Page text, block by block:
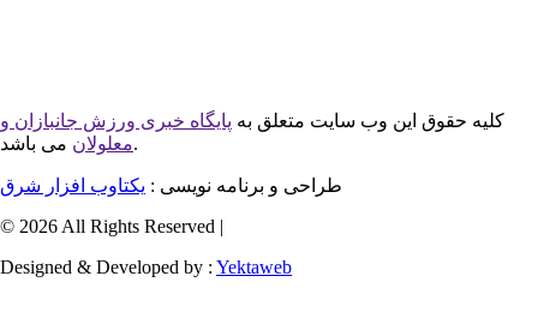
کلیه حقوق این وب سایت متعلق به پایگاه خبری ورزش جانبازان و
معلولانمی باشد.
طراحی و برنامه نویسی : یکتاوب افزار شرق
© 2026 All Rights Reserved |
Designed & Developed by : Yektaweb